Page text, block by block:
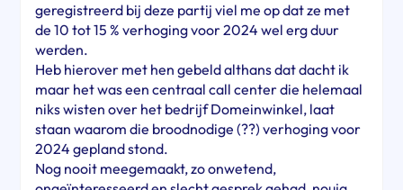
geregistreerd bij deze partij viel me op dat ze met
de 10 tot 15 % verhoging voor 2024 wel erg duur
werden.
Heb hierover met hen gebeld althans dat dacht ik
maar het was een centraal call center die helemaal
niks wisten over het bedrijf Domeinwinkel, laat
staan waarom die broodnodige (??) verhoging voor
2024 gepland stond.
Nog nooit meegemaakt, zo onwetend,